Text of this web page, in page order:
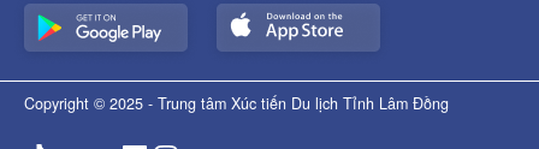
Copyright © 2025 - Trung tâm Xúc tiến Du lịch Tỉnh Lâm Đồng